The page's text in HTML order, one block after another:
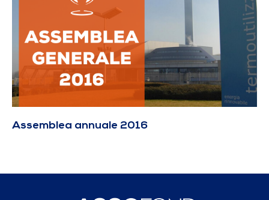
Assemblea annuale 2016